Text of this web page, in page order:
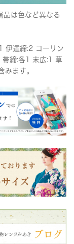
品は色など異なる
伊達締:2 コーリン
帯締:各1 末広:1 草
ます。